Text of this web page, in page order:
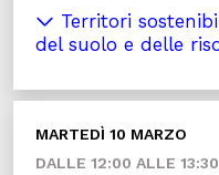
Territori
del suolo e delle
MARTEDÌ 10 MARZO
DALLE 12:00 ALLE 13:30